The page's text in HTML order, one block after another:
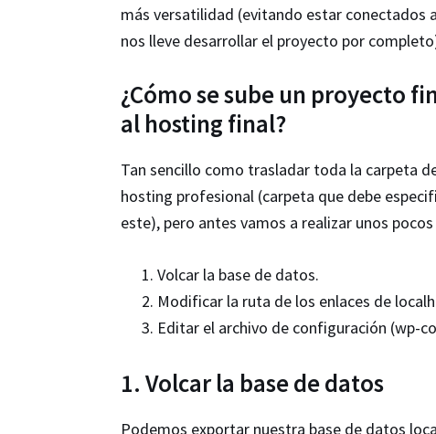
más versatilidad (evitando estar conectados
nos lleve desarrollar el proyecto por
¿Cómo se sube un proyecto
al hosting final?
Tan sencillo como trasladar toda la carpeta
hosting profesional (carpeta que debe
este), pero antes vamos a realizar unos
Volcar la base de datos.
Modificar la ruta de los enlaces de
Editar el archivo de configuración (wp-
1. Volcar la base de datos
Podemos exportar nuestra base de datos